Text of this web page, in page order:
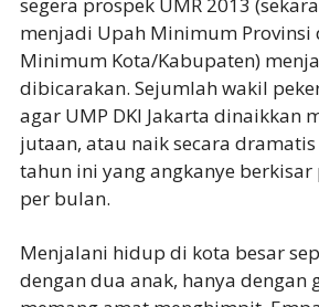
menjadi Upah Minimum Provinsi
Minimum Kota/Kabupaten)
dibicarakan. Sejumlah wakil
agar UMP DKI Jakarta dinaikkan
jutaan, atau naik secara
tahun ini yang angkanye berkisar
per bulan.
Menjalani hidup di kota besar
dengan dua anak, hanya dengan